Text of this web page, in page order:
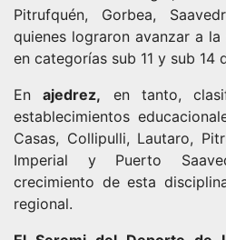
Pitrufquén, Gorbea,
quienes lograron avanzar a
en categorías sub 11 y sub 14
Enajedrez, en tanto,
establecimientos
Casas, Collipulli, Lautaro,
Imperial y Puerto
crecimiento de esta
regional.